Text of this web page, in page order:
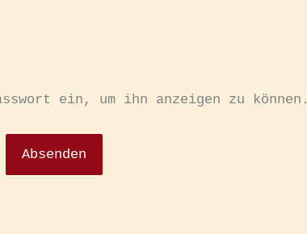
ein, um ihn anzeigen zu können.